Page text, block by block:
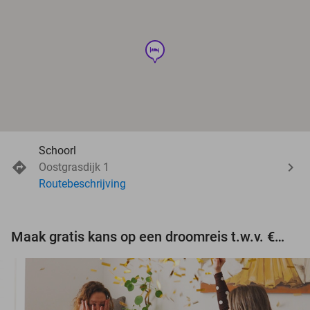
hotel
Schoorl
Oostgrasdijk 1
Routebeschrijving
Maak gratis kans op een droomreis t.w.v. €3.000!